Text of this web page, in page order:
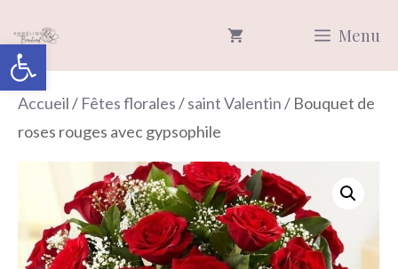
Ouvrir la barre d’outils
au
contenu
Menu
Accueil/ Fêtes florales/saint Valentin/ Bouquet de
roses rouges avec gypsophile